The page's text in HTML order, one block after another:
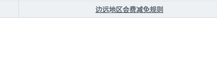
边远地区会费减免规则